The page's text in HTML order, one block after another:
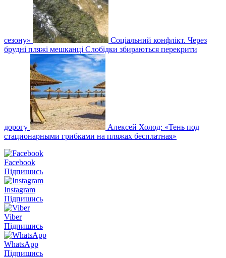
сезону»
Соціальний конфлікт. Через
брудні пляжі мешканці Слобідки збираються перекрити
дорогу
Алексей Холод: «Тень под
стационарными грибками на пляжах бесплатная»
Facebook
Підпишись
Instagram
Підпишись
Viber
Підпишись
WhatsApp
Підпишись